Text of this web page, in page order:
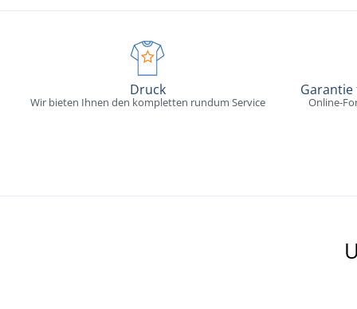
Druck
Wir bieten Ihnen den kompletten rundum Service
Garantie
Online-